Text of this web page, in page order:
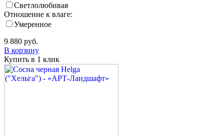
Светлолюбивая
Отношение к влаге:
Умеренное
9 880 руб.
В корзину
Купить в 1 клик